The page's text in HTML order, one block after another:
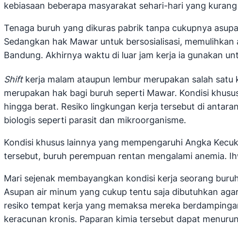
kebiasaan beberapa masyarakat sehari-hari yang
Tenaga buruh yang dikuras pabrik tanpa cukupnya
Sedangkan hak Mawar untuk bersosialisasi,
Bandung. Akhirnya waktu di luar jam kerja ia gunakan
Shift kerja malam ataupun lembur merupakan salah
merupakan hak bagi buruh seperti Mawar. Kondisi
hingga berat. Resiko lingkungan kerja tersebut di
biologis seperti parasit dan mikroorganisme.
Kondisi khusus lainnya yang mempengaruhi Angka
tersebut, buruh perempuan rentan mengalami anemia.
Mari sejenak membayangkan kondisi kerja seorang
Asupan air minum yang cukup tentu saja dibutuhkan
resiko tempat kerja yang memaksa mereka
keracunan kronis. Paparan kimia tersebut dapat